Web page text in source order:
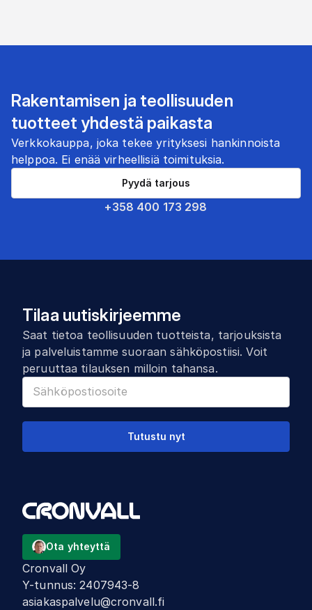
Rakentamisen ja teollisuuden
tuotteet yhdestä paikasta
Verkkokauppa, joka tekee yrityksesi hankinnoista
helppoa. Ei enää virheellisiä toimituksia.
+358 400 173 298
Pyydä tarjous
Tilaa uutiskirjeemme
Saat tietoa teollisuuden tuotteista, tarjouksista
ja palveluistamme suoraan sähköpostiisi. Voit
peruuttaa tilauksen milloin tahansa.
Tutustu nyt
Ota yhteyttä
Cronvall Oy
Y-tunnus:2407943-8
asiakaspalvelu@cronvall.fi